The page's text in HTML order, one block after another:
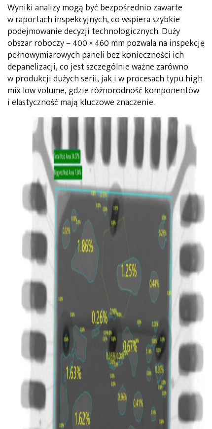
Wyniki analizy mogą być bezpośrednio zawarte
w raportach inspekcyjnych, co wspiera szybkie
podejmowanie decyzji technologicznych. Duży
obszar roboczy – 400 × 460 mm pozwala na inspekcję
pełnowymiarowych paneli bez konieczności ich
depanelizacji, co jest szczególnie ważne zarówno
w produkcji dużych serii, jak i w procesach typu high
mix low volume, gdzie różnorodność komponentów
i elastyczność mają kluczowe znaczenie.